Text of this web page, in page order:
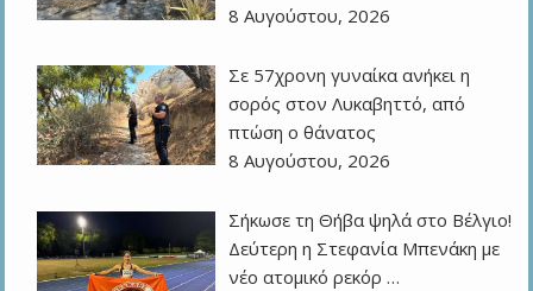
8 Αυγούστου, 2026
Σε 57χρονη γυναίκα ανήκει η
σορός στον Λυκαβηττό, από
πτώση ο θάνατος
8 Αυγούστου, 2026
Σήκωσε τη Θήβα ψηλά στο Βέλγιο!
Δεύτερη η Στεφανία Μπενάκη με
νέο ατομικό ρεκόρ …